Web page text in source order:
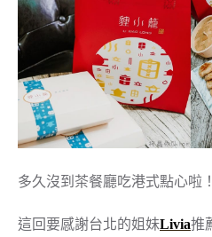
多久沒到茶餐廳吃港式點心啦！
這回要感謝台北的姐妹Livia推